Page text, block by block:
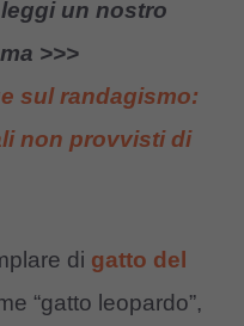
un nostro
>>>
sul randagismo:
non provvisti di
di gatto del
“gatto leopardo”,